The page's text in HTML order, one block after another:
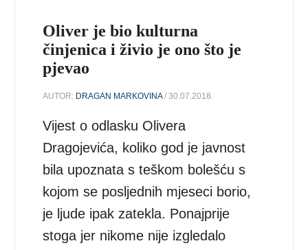
Oliver je bio kulturna
činjenica i živio je ono što je
pjevao
AUTOR: DRAGAN MARKOVINA/ 30.07.2018.
Vijest o odlasku Olivera
Dragojevića, koliko god je javnost
bila upoznata s teškom bolešću s
kojom se posljednih mjeseci borio,
je ljude ipak zatekla. Ponajprije
stoga jer nikome nije izgledalo